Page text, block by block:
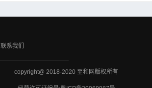
联系我们
copyright@ 2018-2020 至和网版权所有